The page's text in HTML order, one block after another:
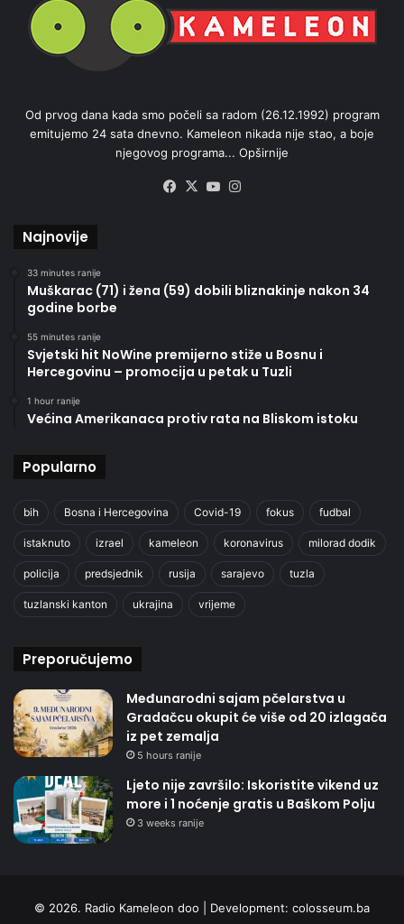
Od prvog dana kada smo počeli sa radom (26.12.1992) program
emitujemo 24 sata dnevno. Kameleon nikada nije stao, a boje
njegovog programa... Opširnije
Facebook
X YouTube
Najnovije
33 minutes ranije
Muškarac (71) i žena (59) dobili bliznakinje nakon 34
godine borbe
55 minutes ranije
Svjetski hit NoWine premijerno stiže u Bosnu i
Hercegovinu – promocija u petak u Tuzli
1 hour ranije
Većina Amerikanaca protiv rata na Bliskom istoku
Popularno
bih Bosna i Hercegovina Covid-19 fokus fudbal
istaknuto izrael kameleon koronavirus milorad dodik
policija predsjednik rusija sarajevo tuzla
tuzlanski kanton ukrajina vrijeme
Preporučujemo
Međunarodni sajam pčelarstva u
Gradačcu okupit će više od 20 izlagača
iz pet zemalja
5 hours ranije
Ljeto nije završilo: Iskoristite vikend uz
more i 1 noćenje gratis u Baškom Polju
3 weeks ranije
© 2026. Radio Kameleon doo | Development: colosseum.ba